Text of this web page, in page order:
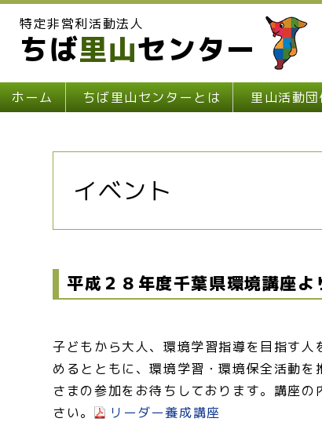
特定非営利活動法人
ちば里山センター
ホーム ちば里山センターとは 里山活動団
イベント
平成２８年度千葉県環境講座
子どもから大人、環境学習指導を目指す
めるとともに、環境学習・環境保全活動
さまの参加をお待ちしております。講座
さい。
リーダー養成講座